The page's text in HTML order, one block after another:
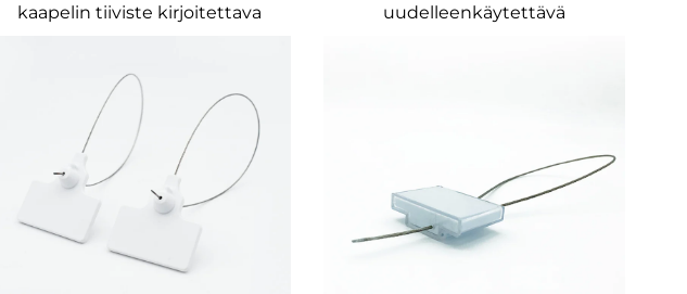
kaapelin tiiviste kirjoitettava
pulttitiiviste
uudelleenkäytettävä